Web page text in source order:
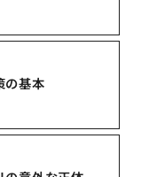
の基本